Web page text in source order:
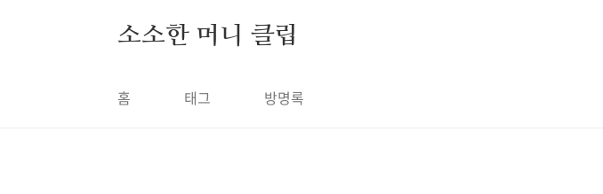
소소한 머니 클립
홈 태그 방명록